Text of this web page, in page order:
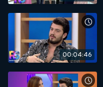
00:04:46